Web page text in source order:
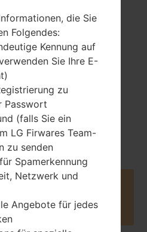
on Amazon
die Sie
Folgendes:
Kennung auf
Sie Ihre E-
zu
Passwort
(falls Sie ein
LG Firwares Team-
zu senden
Spamerkennung
Netzwerk und
Angebote für jedes